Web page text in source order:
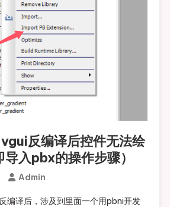
反编译后控件无法绘
入pbx的操作步骤）
Admin
译后，涉及到里面一个用pbni开发